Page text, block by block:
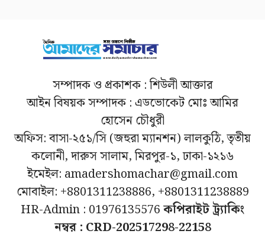
সম্পাদক ও প্রকাশক : শিউলী আক্তার
আইন বিষয়ক সম্পাদক : এডভোকেট মোঃ আমির
হোসেন চৌধুরী
অফিস: বাসা-২৫১/সি (জহুরা ম্যানশন) লালকুঠি, তৃতীয়
কলোনী, দারুস সালাম, মিরপুর-১, ঢাকা-১২১৬
ইমেইল: amadershomachar@gmail.com
মোবাইল: +8801311238886, +8801311238889
HR-Admin : 01976135576কপিরাইট ট্র্যাকিং
নম্বর : CRD-202517298-22158